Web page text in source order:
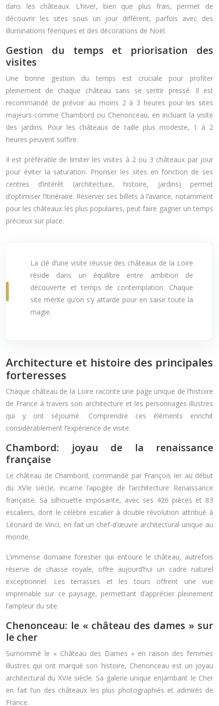
dans les châteaux. L’hiver, bien que plus frais, permet de
découvrir les sites sous un jour différent, parfois avec des
illuminations féeriques et des décorations de Noël.
Gestion du temps et priorisation des
visites
Une bonne gestion du temps est cruciale pour profiter
pleinement de chaque château sans se sentir pressé. Il est
recommandé de prévoir au moins 2 à 3 heures pour les sites
majeurs comme Chambord ou Chenonceau, en incluant la visite
des jardins. Pour les châteaux de taille plus modeste, 1 à 2
heures peuvent suffire.
Il est préférable de limiter les visites à 2 ou 3 châteaux par jour
pour éviter la saturation. Prioriser les sites en fonction de ses
centres d’intérêt (architecture, histoire, jardins) permet
d’optimiser l’itinéraire. Réserver ses billets à l’avance, notamment
pour les châteaux les plus populaires, peut faire gagner un temps
précieux sur place.
La clé d’une visite réussie des châteaux de la Loire
réside dans un équilibre entre ambition de
découverte et temps de contemplation. Chaque
site mérite qu’on s’y attarde pour en saisir toute la
magie.
Architecture et histoire des principales
forteresses
Chaque château de la Loire raconte une page unique de l’histoire
de France à travers son architecture et les personnages illustres
qui y ont séjourné. Comprendre ces éléments enrichit
considérablement l’expérience de visite.
Chambord: joyau de la renaissance
française
Le château de Chambord, commandé par François Ier au début
du XVIe siècle, incarne l’apogée de l’architecture Renaissance
française. Sa silhouette imposante, avec ses 426 pièces et 83
escaliers, dont le célèbre escalier à double révolution attribué à
Léonard de Vinci, en fait un chef-d’œuvre architectural unique au
monde.
L’immense domaine forestier qui entoure le château, autrefois
réserve de chasse royale, offre aujourd’hui un cadre naturel
exceptionnel. Les terrasses et les tours offrent une vue
imprenable sur ce paysage, permettant d’apprécier pleinement
l’ampleur du site.
Chenonceau: le « château des dames » sur
le cher
Surnommé le « Château des Dames » en raison des femmes
illustres qui ont marqué son histoire, Chenonceau est un joyau
architectural du XVIe siècle. Sa galerie unique enjambant le Cher
en fait l’un des châteaux les plus photographiés et admirés de
France.